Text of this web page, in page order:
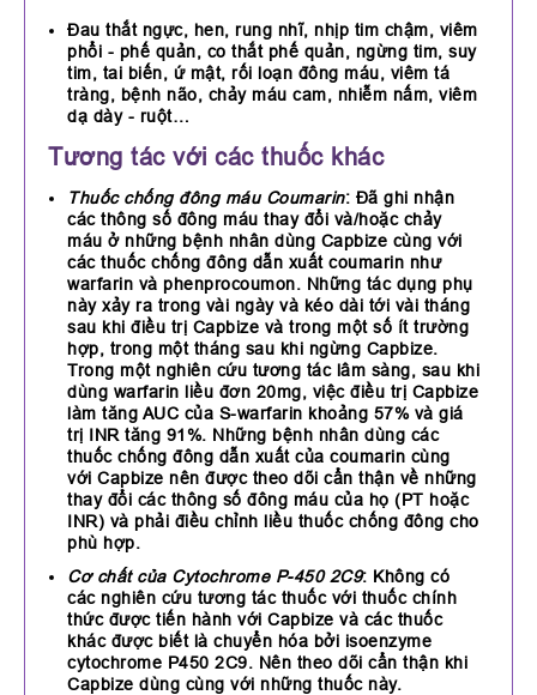
Đau thắt ngực, hen, rung nhĩ, nhịp tim chậm, viêm
phổi - phế quản, co thắt phế quản, ngừng tim, suy
tim, tai biến, ứ mật, rối loạn đông máu, viêm tá
tràng, bệnh não, chảy máu cam, nhiễm nấm, viêm
dạ dày - ruột…
Tương tác với các thuốc khác
Thuốc chống đông máu Coumarin: Đã ghi nhận
các thông số đông máu thay đổi và/hoặc chảy
máu ở những bệnh nhân dùng Capbize cùng với
các thuốc chống đông dẫn xuất coumarin như
warfarin và phenprocoumon. Những tác dụng phụ
này xảy ra trong vài ngày và kéo dài tới vài tháng
sau khi điều trị Capbize và trong một số ít trường
hợp, trong một tháng sau khi ngừng Capbize.
Trong một nghiên cứu tương tác lâm sàng, sau khi
dùng warfarin liều đơn 20mg, việc điều trị Capbize
làm tăng AUC của S-warfarin khoảng 57% và giá
trị INR tăng 91%. Những bệnh nhân dùng các
thuốc chống đông dẫn xuất của coumarin cùng
với Capbize nên được theo dõi cẩn thận về những
thay đổi các thông số đông máu của họ (PT hoặc
INR) và phải điều chỉnh liều thuốc chống đông cho
phù hợp.
Cơ chất của Cytochrome P-450 2C9: Không có
các nghiên cứu tương tác thuốc với thuốc chính
thức được tiến hành với Capbize và các thuốc
khác được biết là chuyển hóa bởi isoenzyme
cytochrome P450 2C9. Nên theo dõi cẩn thận khi
Capbize dùng cùng với những thuốc này.